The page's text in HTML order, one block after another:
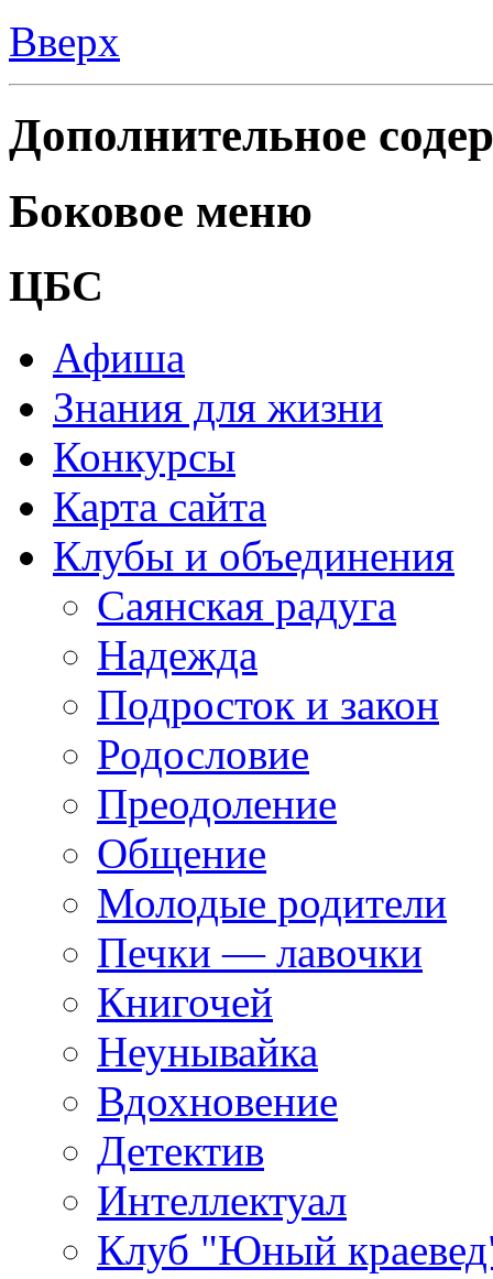
Вверх
Дополнительное
Боковое меню
ЦБС
Афиша
Знания для жизни
Конкурсы
Карта сайта
Клубы и объединения
Саянская радуга
Надежда
Подросток и закон
Родословие
Преодоление
Общение
Молодые родители
Печки — лавочки
Книгочей
Неунывайка
Вдохновение
Детектив
Интеллектуал
Клуб "Юный